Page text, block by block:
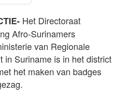
Het Directoraat
Afro-Surinamers
van Regionale
in Suriname is in het district
het maken van badges